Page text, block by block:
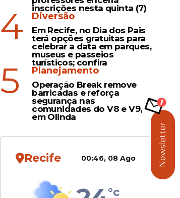
inscrições nesta quinta (7)
4 Diversão
Em Recife, no Dia dos Pais
terá opções gratuitas para
celebrar a data em parques,
museus e passeios
turísticos; confira
5 Planejamento
Operação Break remove
barricadas e reforça
segurança nas
comunidades do V8 e V9,
em Olinda
Recife 00:46, 08 Ago
°c
Newsletter